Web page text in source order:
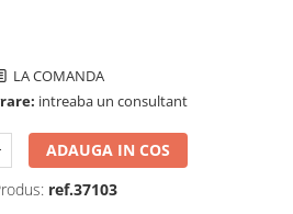
LA COMANDA
intreaba un consultant
ADAUGA IN COS
ref.37103